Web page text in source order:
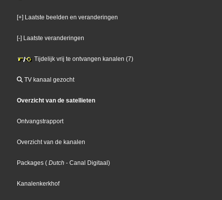
[+] Laatste beelden en veranderingen
[-] Laatste veranderingen
Tijdelijk vrij te ontvangen kanalen (7)
TV kanaal gezocht
Overzicht van de satellieten
Ontvangstrapport
Overzicht van de kanalen
Packages ( Dutch - Canal Digitaal)
Kanalenkerkhof